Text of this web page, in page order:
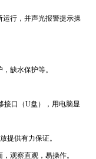
运行，并声光报警提示操
缺水保护等。
接口（U盘），用电脑显
提供有力保证。
观察直观，易操作。